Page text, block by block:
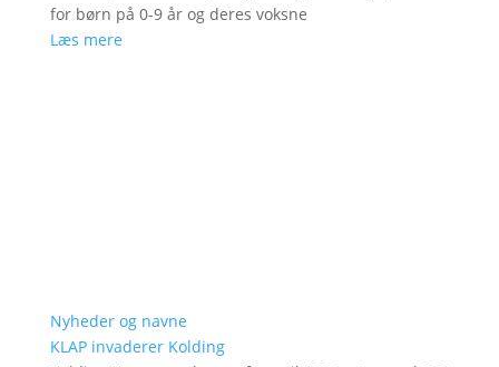
for børn på 0-9 år og deres voksne
Læs mere
Nyheder og navne
KLAP invaderer Kolding